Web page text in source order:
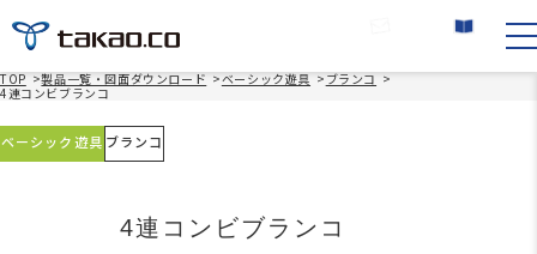
TOP >製品一覧・図面ダウンロード >ベーシック遊具 > ブランコ >
4連コンビブランコ
ベーシック遊具 ブランコ
4連コンビブランコ